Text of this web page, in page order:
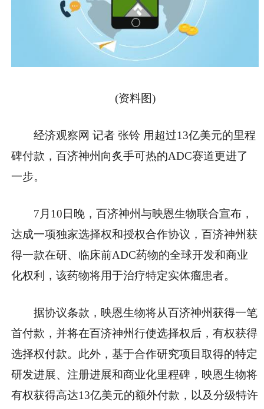
(资料图)
经济观察网 记者 张铃 用超过13亿美元的里程
碑付款，百济神州向炙手可热的ADC赛道更进了
一步。
7月10日晚，百济神州与映恩生物联合宣布，
达成一项独家选择权和授权合作协议，百济神州获
得一款在研、临床前ADC药物的全球开发和商业
化权利，该药物将用于治疗特定实体瘤患者。
据协议条款，映恩生物将从百济神州获得一笔
首付款，并将在百济神州行使选择权后，有权获得
选择权付款。此外，基于合作研究项目取得的特定
研发进展、注册进展和商业化里程碑，映恩生物将
有权获得高达13亿美元的额外付款，以及分级特许